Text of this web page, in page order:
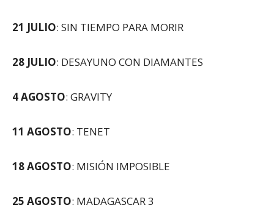
21 JULIO: SIN TIEMPO PARA MORIR
28 JULIO: DESAYUNO CON DIAMANTES
4 AGOSTO: GRAVITY
11 AGOSTO: TENET
18 AGOSTO: MISIÓN IMPOSIBLE
25 AGOSTO: MADAGASCAR 3